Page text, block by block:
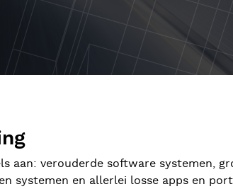
verouderde software systemen,
systemen en allerlei losse apps en